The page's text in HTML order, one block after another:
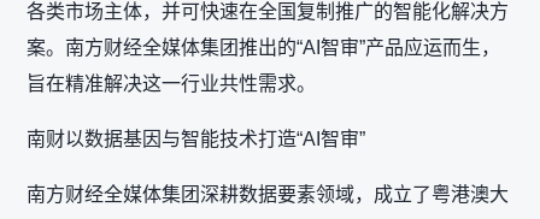
各类市场主体，并可快速在全国复制推广的智能化解决方
案。南方财经全媒体集团推出的“AI智审”产品应运而生，
旨在精准解决这一行业共性需求。
南财以数据基因与智能技术打造“AI智审”
南方财经全媒体集团深耕数据要素领域，成立了粤港澳大